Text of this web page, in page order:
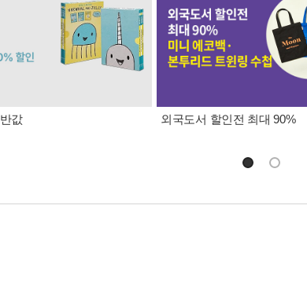
값 외국도서 할인전 최대 90%